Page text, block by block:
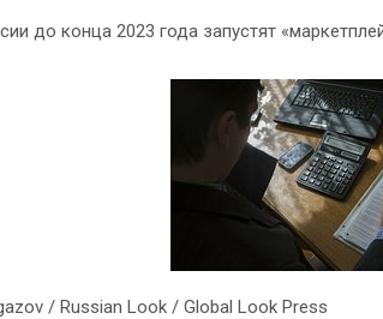
до конца 2023 года запустят
/ Russian Look / Global Look Press